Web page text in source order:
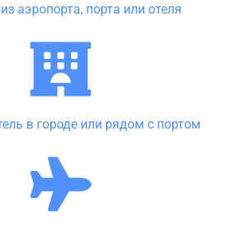
аэропорта, порта или отеля
в городе или рядом с портом